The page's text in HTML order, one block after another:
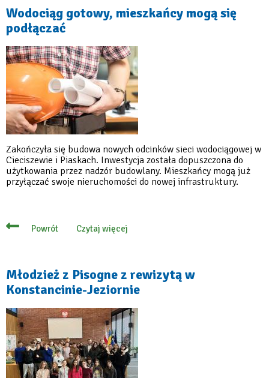
Wodociąg gotowy, mieszkańcy mogą się
podłączać
Zakończyła się budowa nowych odcinków sieci wodociągowej w
Cieciszewie i Piaskach. Inwestycja została dopuszczona do
użytkowania przez nadzór budowlany. Mieszkańcy mogą już
przyłączać swoje nieruchomości do nowej infrastruktury.
Powrót Czytaj więcej
o
mogą
się
podłączać
Młodzież z Pisogne z rewizytą w
Konstancinie-Jeziornie